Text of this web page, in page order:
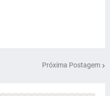
Próxima Postagem